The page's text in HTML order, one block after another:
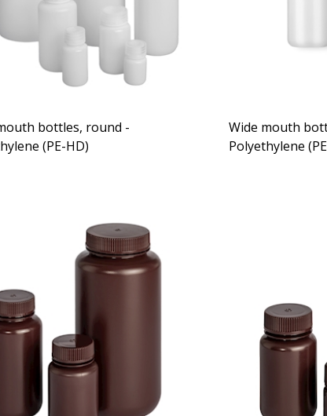
bottles, round -
(PE-HD)
Wide mouth
Polyethylene